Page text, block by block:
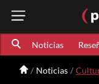
Noticias
Noticias